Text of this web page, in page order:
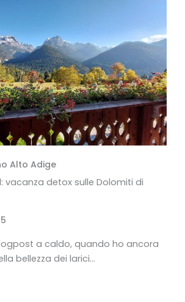
Alto Adige
vacanza detox sulle Dolomiti di
a caldo, quando ho ancora
bellezza dei larici…